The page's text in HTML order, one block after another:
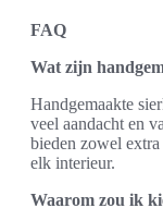
FAQ
Wat zijn
Handgemaakte
veel aandacht en
bieden zowel
elk interieur.
Waarom zou ik